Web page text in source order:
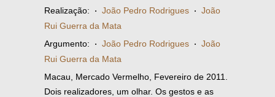
Realização: · João Pedro Rodrigues · João
Rui Guerra da Mata
Argumento: · João Pedro Rodrigues · João
Rui Guerra da Mata
Macau, Mercado Vermelho, Fevereiro de 2011.
Dois realizadores, um olhar. Os gestos e as